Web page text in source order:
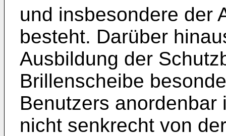
und insbesondere der
besteht. Darüber
Ausbildung der
Brillenscheibe
Benutzers
nicht senkrecht von